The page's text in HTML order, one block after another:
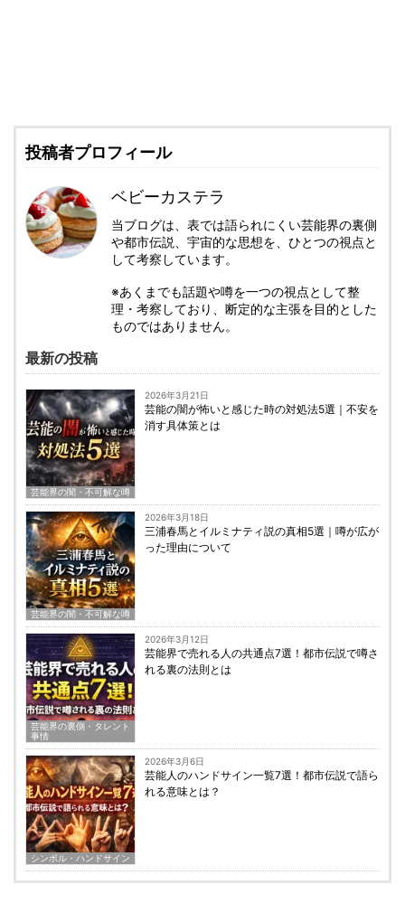
投稿者プロフィール
ベビーカステラ
当ブログは、表では語られにくい芸能界の裏側
や都市伝説、宇宙的な思想を、ひとつの視点と
して考察しています。
※あくまでも話題や噂を一つの視点として整
理・考察しており、断定的な主張を目的とした
ものではありません。
最新の投稿
芸能界の闇・不可解な噂
2026年3月21日
芸能の闇が怖いと感じた時の対処法5選｜不安を
消す具体策とは
芸能界の闇・不可解な噂
2026年3月18日
三浦春馬とイルミナティ説の真相5選｜噂が広が
った理由について
芸能界の裏側・タレント
事情
2026年3月12日
芸能界で売れる人の共通点7選！都市伝説で噂さ
れる裏の法則とは
シンボル・ハンドサイン
2026年3月6日
芸能人のハンドサイン一覧7選！都市伝説で語ら
れる意味とは？